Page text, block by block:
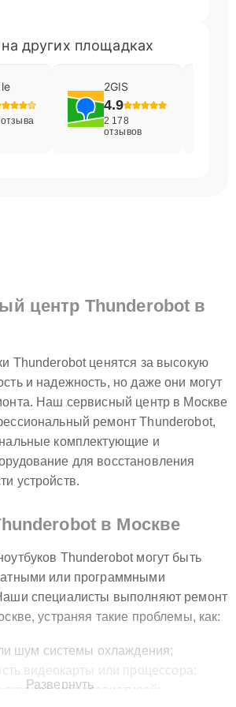
других площадках
2GIS
4.9
2 178
отзывов
центр Thunderobot в
Thunderobot ценятся за высокую
и надежность, но даже они могут
Наш сервисный центр в Москве
ремонт Thunderobot,
комплектующие и
для восстановления
устройств.
в Москве
Thunderobot могут быть
или программными
специалисты выполняют ремонт
устраняя такие проблемы, как:
шум системы охлаждения;
видеокарты или процессора;
или клавиатурой;
Развернуть